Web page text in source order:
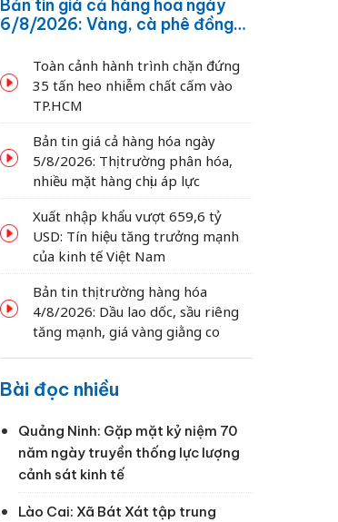
Bản tin giá cả hàng hóa ngày
6/8/2026: Vàng, cà phê đồng
Toàn cảnh hành trình chặn đứng
35 tấn heo nhiễm chất cấm vào
TP.HCM
Bản tin giá cả hàng hóa ngày
5/8/2026: Thị trường phân hóa,
nhiều mặt hàng chịu áp lực
Xuất nhập khẩu vượt 659,6 tỷ
USD: Tín hiệu tăng trưởng mạnh
của kinh tế Việt Nam
Bản tin thị trường hàng hóa
4/8/2026: Dầu lao dốc, sầu riêng
tăng mạnh, giá vàng giằng co
Bài đọc nhiều
Quảng Ninh: Gặp mặt kỷ niệm 70
năm ngày truyền thống lực lượng
cảnh sát kinh tế
Lào Cai: Xã Bát Xát tập trung